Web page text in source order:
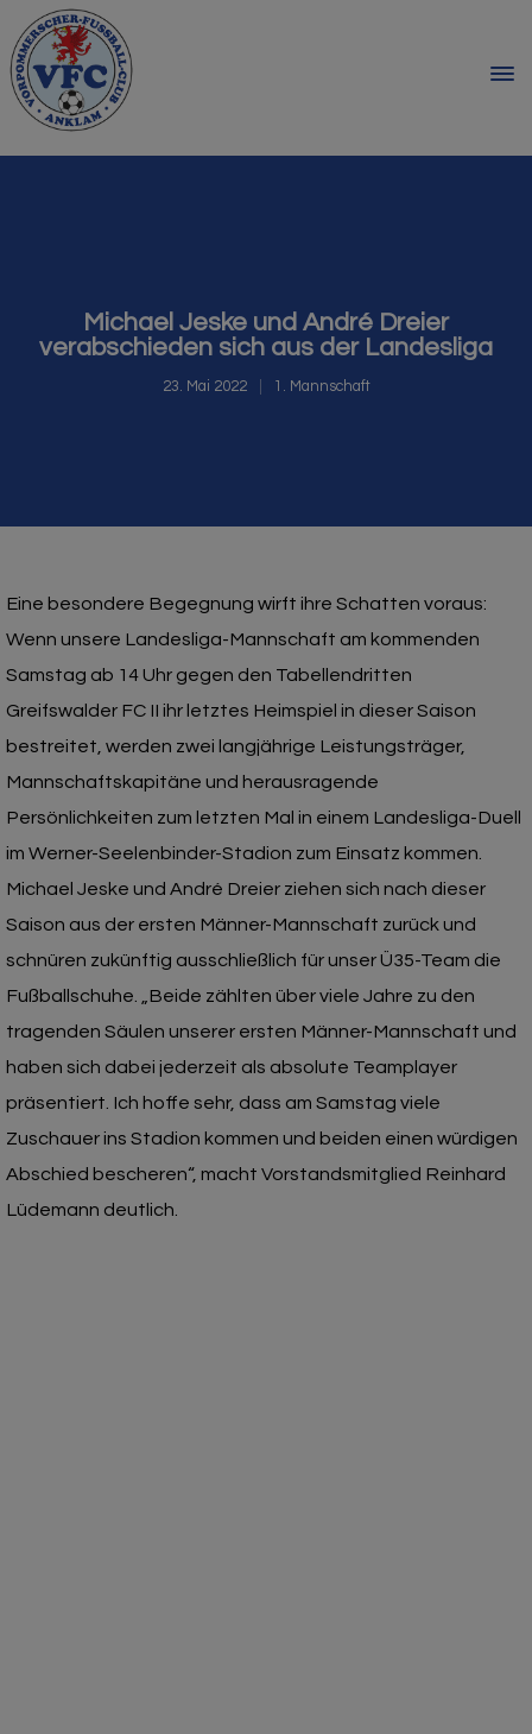
Michael Jeske und André Dreier
verabschieden sich aus der Landesliga
23. Mai 2022 1. Mannschaft
Eine besondere Begegnung wirft ihre Schatten voraus:
Wenn unsere Landesliga-Mannschaft am kommenden
Samstag ab 14 Uhr gegen den Tabellendritten
Greifswalder FC II ihr letztes Heimspiel in dieser Saison
bestreitet, werden zwei langjährige Leistungsträger,
Mannschaftskapitäne und herausragende
Persönlichkeiten zum letzten Mal in einem Landesliga-Duell
im Werner-Seelenbinder-Stadion zum Einsatz kommen.
Michael Jeske und André Dreier ziehen sich nach dieser
Saison aus der ersten Männer-Mannschaft zurück und
schnüren zukünftig ausschließlich für unser Ü35-Team die
Fußballschuhe. „Beide zählten über viele Jahre zu den
tragenden Säulen unserer ersten Männer-Mannschaft und
haben sich dabei jederzeit als absolute Teamplayer
präsentiert. Ich hoffe sehr, dass am Samstag viele
Zuschauer ins Stadion kommen und beiden einen würdigen
Abschied bescheren“, macht Vorstandsmitglied Reinhard
Lüdemann deutlich.